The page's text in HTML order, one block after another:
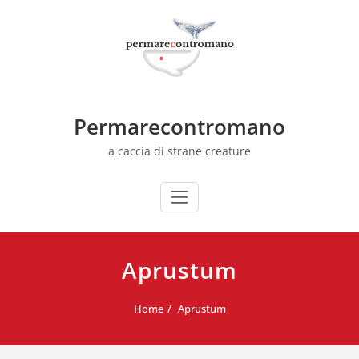
Permarecontromano
a caccia di strane creature
Aprustum
Home Aprustum